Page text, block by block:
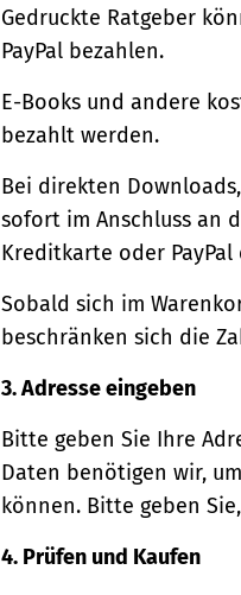
Gedruckte Ratgeber
PayPal bezahlen.
E-Books und andere
bezahlt werden.
Bei direkten
sofort im Anschluss an
Kreditkarte oder PayPal
Sobald sich im
beschränken sich die
3. Adresse eingeben
Bitte geben Sie Ihre
Daten benötigen wir,
können. Bitte geben
4. Prüfen und Kaufen